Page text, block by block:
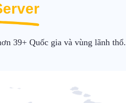
39+ Quốc gia và vùng lãnh thổ.